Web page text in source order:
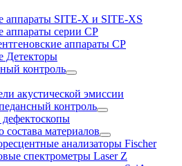
аппараты SITE-X и SITE-XS
аппараты серии CP
аппараты CP
Детекторы
контроль
акустической эмиссии
контроль
материалов
анализаторы Fischer
спектрометры Laser Z